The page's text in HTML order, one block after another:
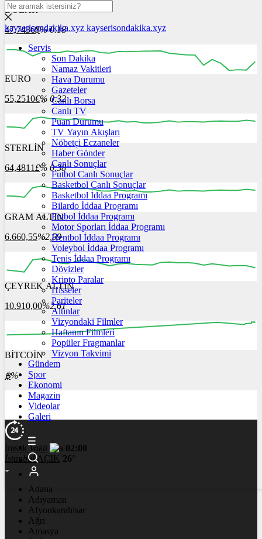
DOLAR
47,7436$% 0.18
12:00 13:00 14:00
EURO
55,2510€% 0.32
12:00 13:00 14:00
STERLİN
64,4811£% 0.38
12:00 13:00 14:00
GRAM ALTIN
6.660,55%2,59
12:00 13:00
ÇEYREK ALTIN
10.910,00%2,61
00:00 00:00 00:00
BİTCOİN
฿%
kayserisondakika.xyz kayserisondakika.xyz
Servis
Son Dakika
Namaz Vakitleri
Hava Durumu
Gazeteler
Canlı Borsa
Canlı TV
Puan Durumu
TV Yayın Akışları
Nöbetçi Eczaneler
Haber Gönder
Canlı Sonuçlar
Futbol Canlı Sonuçlar
Basketbol Canlı Sonuçlar
Basketbol İddaa Programı
Bilardo İddaa Programı
Futbol İddaa Programı
Motor Sporları İddaa Programı
Hentbol İddaa Programı
Voleybol İddaa Programı
Tenis İddaa Programı
Dövizler
Kripto Paralar
Hisseler
Pariteler
Altınlar
Vizyondaki Filmler
Haftanın Filmleri
Popüler Fragmanlar
Vizyon Takvimi
Gündem
Spor
Ekonomi
Magazin
Videolar
Galeri
İmsakVakti
02:00
İstanbul AÇIK 26°
Adana
Adıyaman
Afyonkarahisar
Ağrı
Amasya